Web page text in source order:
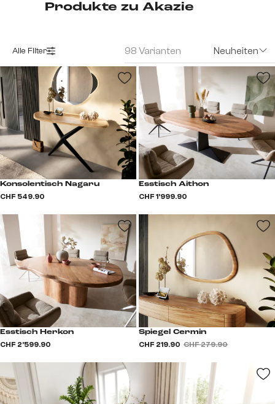
Produkte zu Akazie
Alle Filter 98 Varianten Neuheiten
Konsolentisch Nagaru
CHF 549.90
Esstisch Aithon
CHF 1’999.90
Esstisch Herkon
CHF 2’599.90
Spiegel Cermin
CHF 219.90 CHF 279.90